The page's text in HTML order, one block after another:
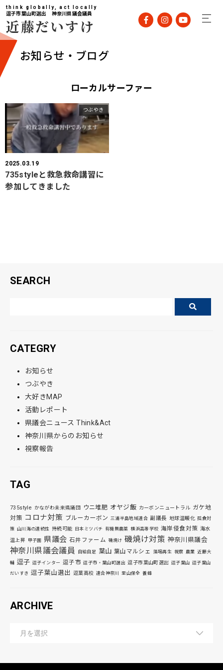
think globally, act locally
逗子市葉山町選出 神奈川県議会議員
近藤だいすけ
お知らせ・ブログ
ローカルサーファー
つぶやき
2025.03.19
735styleと救急救命講習に
参加してきました
SEARCH
CATEGRY
お知らせ
つぶやき
大好きMAP
活動レポート
県議会ニュース Think&Act
神奈川県からのお知らせ
視察報告
TAG
735style かながわ未来県議団 ウニ堆肥 オヤジ飯 カーボンニュートラル ガケ地
対策 コロナ対策 ブルーカーボン 三浦半島地域連合 副議長 地球温暖化 孤食対
策 山川海の連続性 持続可能 日本ミツバチ 有機無農薬 横浜高等学校 海岸侵食対策 海水
温上昇 甲子園 県議会 石井ファーム 磯焼け 磯焼け対策 神奈川県議会
神奈川県議会議員 自給自足 葉山 葉山マルシェ 藻場再生 視察 農業 近藤大
輔 逗子 逗子インター 逗子市 逗子市・葉山町選出 逗子市葉山町選出 逗子葉山 逗子葉山
だいすき 逗子葉山選出 逗葉高校 連合神奈川 里山保全 養蜂
ARCHIVE